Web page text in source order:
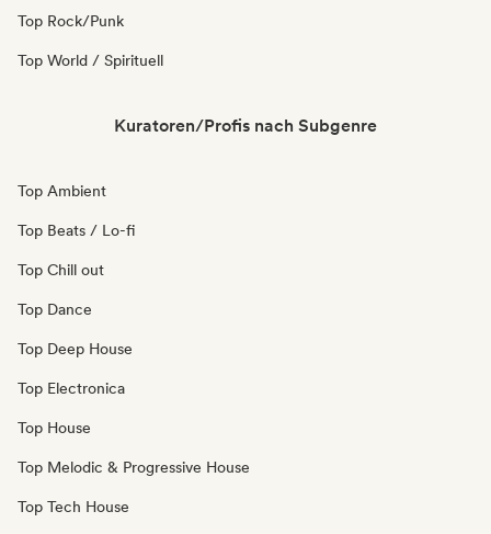
Top Rock/Punk
Top World / Spirituell
Kuratoren/Profis nach Subgenre
Top Ambient
Top Beats / Lo-fi
Top Chill out
Top Dance
Top Deep House
Top Electronica
Top House
Top Melodic & Progressive House
Top Tech House